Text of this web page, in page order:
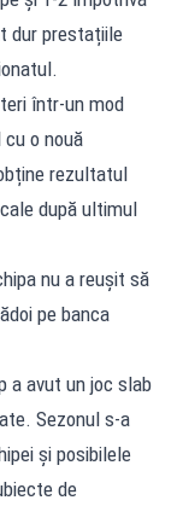
dur prestațiile
într-un mod
o nouă
rezultatul
după ultimul
nu a reușit să
pe banca
a avut un joc slab
Sezonul s-a
și posibilele
de